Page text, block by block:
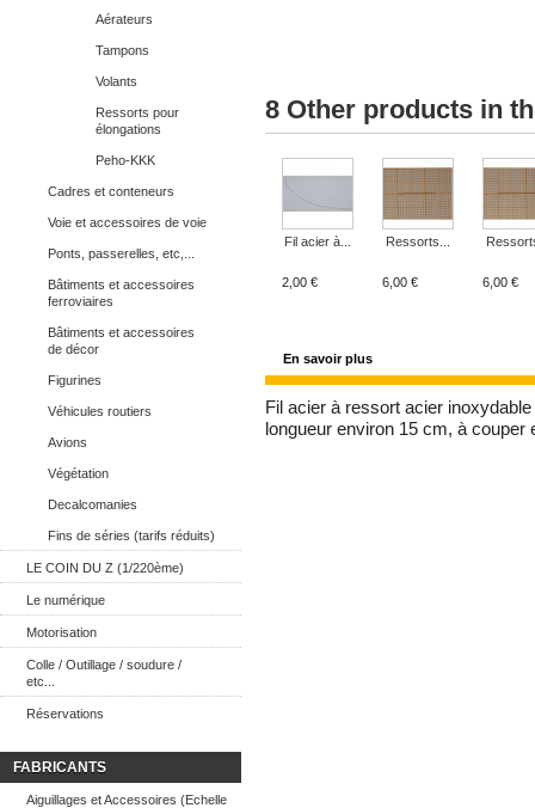
Aérateurs
Tampons
Volants
Ressorts pour
élongations
Peho-KKK
Cadres et conteneurs
Voie et accessoires de voie
Ponts, passerelles, etc,...
Bâtiments et accessoires
ferroviaires
Bâtiments et accessoires
de décor
Figurines
Véhicules routiers
Avions
Végétation
Decalcomanies
Fins de séries (tarifs réduits)
LE COIN DU Z (1/220ème)
Le numérique
Motorisation
Colle / Outillage / soudure /
etc...
Réservations
FABRICANTS
Aiguillages et Accessoires (Echelle
8 Other products in
Fil acier à...
2,00 €
Ressorts...
6,00 € 6,00 €
En savoir plus
Fil acier à ressort acier inoxydable
longueur environ 15 cm, à couper